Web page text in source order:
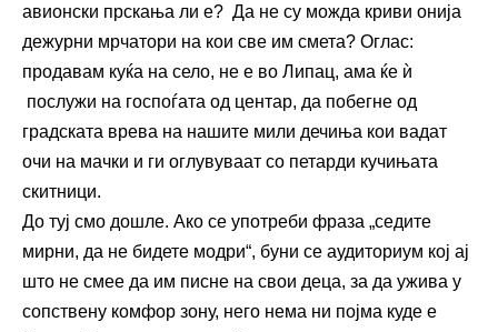
авионски прскања ли е? Да не су можда криви онија
дежурни мрчатори на кои све им смета? Оглас:
продавам куќа на село, не е во Липац, ама ќе ѝ
послужи на госпоѓата од центар, да побегне од
градската врева на нашите мили дечиња кои вадат
очи на мачки и ги оглувуваат со петарди кучињата
скитници.
До туј смо дошле. Ако се употреби фраза „седите
мирни, да не бидете модри“, буни се аудиториум кој ај
што не смее да им писне на свои деца, за да ужива у
сопствену комфор зону, него нема ни појма куде е